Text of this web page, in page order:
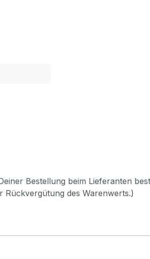
Bestellung beim Lieferanten
Rückvergütung des Warenwerts.)